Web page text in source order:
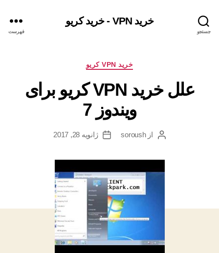
جستجو
خرید VPN - خرید کریو
فهرست
دسته‌ها خرید VPN کریو
علل خرید VPN کریو برای
ویندوز 7
نویسندهٔ
ازsoroush
تاریخژانویه 28, 2017